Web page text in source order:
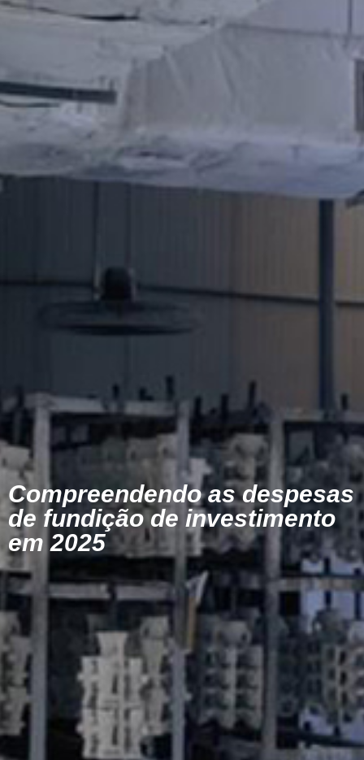
Compreendendo as despesas
de fundição de investimento
em 2025